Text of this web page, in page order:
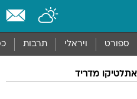
ספורט ויראלי תרבות
אתלטיקו מדריד